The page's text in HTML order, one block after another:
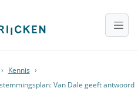
› Kennis ›
Van Dale geeft antwoord